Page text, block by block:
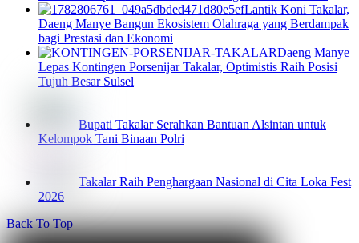
Lantik Koni Takalar,
Daeng Manye Bangun Ekosistem Olahraga yang Berdampak
bagi Prestasi dan Ekonomi
Daeng Manye
Lepas Kontingen Porsenijar Takalar, Optimistis Raih Posisi
Tujuh Besar Sulsel
Bupati Takalar Serahkan Bantuan Alsintan untuk
Kelompok Tani Binaan Polri
Takalar Raih Penghargaan Nasional di Cita Loka Fest
2026
Back To Top